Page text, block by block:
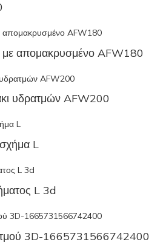
με απομακρυσμένο AFW180
υδρατμών AFW200
L
L 3d
3D-1665731566742400